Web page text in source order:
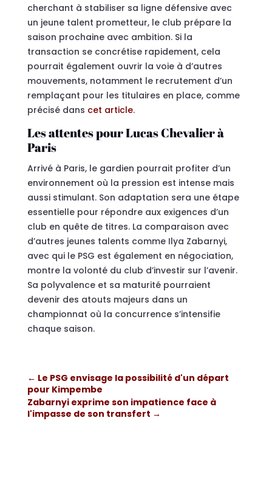
cherchant à stabiliser sa ligne défensive avec
un jeune talent prometteur, le club prépare la
saison prochaine avec ambition. Si la
transaction se concrétise rapidement, cela
pourrait également ouvrir la voie à d’autres
mouvements, notamment le recrutement d’un
remplaçant pour les titulaires en place, comme
précisé dans cet article.
Les attentes pour Lucas Chevalier à
Paris
Arrivé à Paris, le gardien pourrait profiter d’un
environnement où la pression est intense mais
aussi stimulant. Son adaptation sera une étape
essentielle pour répondre aux exigences d’un
club en quête de titres. La comparaison avec
d’autres jeunes talents comme Ilya Zabarnyi,
avec qui le PSG est également en négociation,
montre la volonté du club d’investir sur l’avenir.
Sa polyvalence et sa maturité pourraient
devenir des atouts majeurs dans un
championnat où la concurrence s’intensifie
chaque saison.
← Le PSG envisage la possibilité d'un départ
pour Kimpembe
Zabarnyi exprime son impatience face à
l'impasse de son transfert →